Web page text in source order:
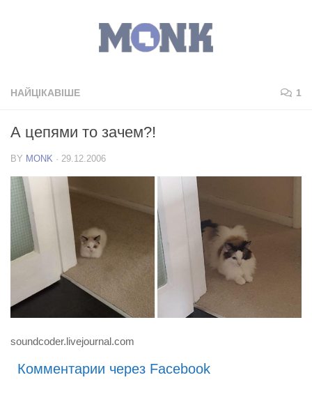
НАЙЦІКАВІШЕ 1
А цепями то зачем?!
BY MONK · 29.12.2006
soundcoder.livejournal.com
Комментарии через Facebook